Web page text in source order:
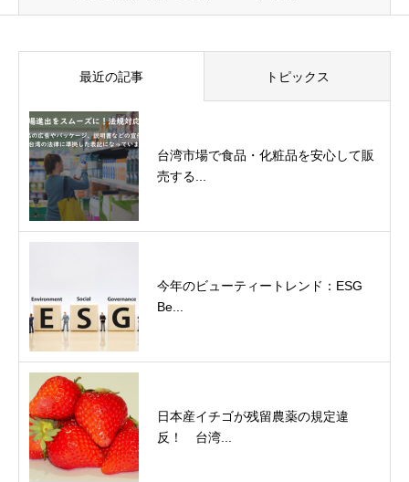
最近の記事 トピックス
台湾市場で食品・化粧品を安心して販
売する...
今年のビューティートレンド：ESG
Be...
日本産イチゴが残留農薬の規定違
反！ 台湾...